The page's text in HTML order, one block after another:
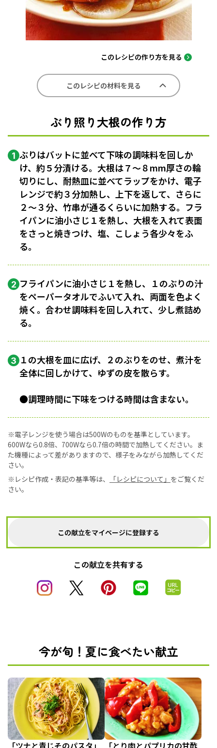
このレシピの作り方を見る
このレシピの材料を見る
ぶり照り大根の作り方
1 ぶりはバットに並べて下味の調味料を回しか
け、約５分漬ける。大根は７〜８mm厚さの輪
切りにし、耐熱皿に並べてラップをかけ、電子
レンジで約３分加熱し、上下を返して、さらに
２〜３分、竹串が通るくらいに加熱する。フラ
イパンに油小さじ１を熱し、大根を入れて表面
をさっと焼きつけ、塩、こしょう各少々をふ
る。
2 フライパンに油小さじ１を熱し、１のぶりの汁
をペーパータオルでふいて入れ、両面を色よく
焼く。合わせ調味料を回し入れて、少し煮詰め
る。
3 １の大根を皿に広げ、２のぶりをのせ、煮汁を
全体に回しかけて、ゆずの皮を散らす。
●調理時間に下味をつける時間は含まない。
※電子レンジを使う場合は500Wのものを基準としています。
600Wなら0.8倍、700Wなら0.7倍の時間で加熱してください。ま
た機種によって差がありますので、様子をみながら加熱してくだ
さい。
※レシピ作成・表記の基準等は、
「レシピについて」 をご覧くだ
さい。
この献立をマイページに登録する
この献立を共有する
今が旬！夏に食べたい献立
「ツナと青じそのパスタ」 「とり肉とパプリカの甘酢